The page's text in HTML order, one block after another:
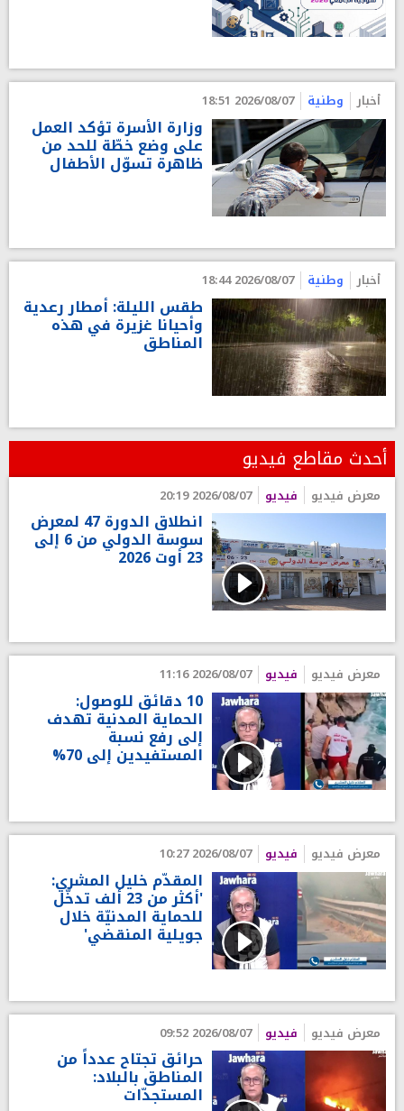
أخبار وطنية 2026/08/07 18:51
وزارة الأسرة تؤكد العمل
على وضع خطّة للحد من
ظاهرة تسوّل الأطفال
أخبار وطنية 2026/08/07 18:44
طقس الليلة: أمطار رعدية
وأحيانا غزيرة في هذه
المناطق
أحدث مقاطع فيديو
معرض فيديو فيديو 2026/08/07 20:19
انطلاق الدورة 47 لمعرض
سوسة الدولي من 6 إلى
23 أوت 2026
معرض فيديو فيديو 2026/08/07 11:16
10 دقائق للوصول:
الحماية المدنية تهدف
إلى رفع نسبة
المستفيدين إلى 70%
معرض فيديو فيديو 2026/08/07 10:27
المقدّم خليل المشري:
'أكثر من 23 ألف تدخّل
للحماية المدنيّة خلال
جويلية المنقضي'
معرض فيديو فيديو 2026/08/07 09:52
حرائق تجتاح عدداً من
المناطق بالبلاد:
المستجدّات